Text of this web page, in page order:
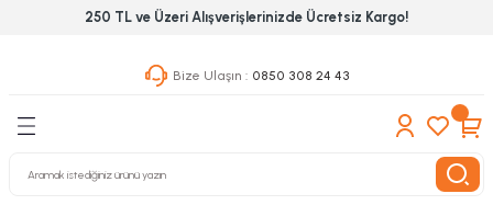
250 TL ve Üzeri Alışverişlerinizde Ücretsiz Kargo!
Bize Ulaşın : 0850 308 24 43
Geri Dön
Geri Dön
& Nalburiye
Grubu
Geri Dön